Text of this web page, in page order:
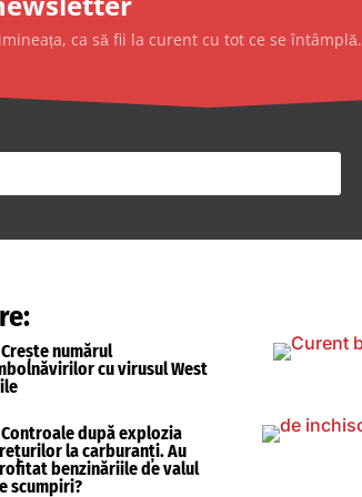
ca să fii la curent cu tot ce se întâmplă.
numărul
cu virusul West
după explozia
la carburanți. Au
benzinăriile de valul
scumpiri?